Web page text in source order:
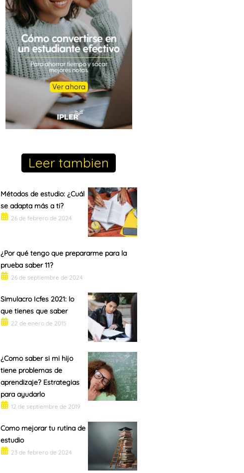
Leer tambien
Métodos de estudio: ¿Cuál
se adapta más a ti?
26 de febrero de 2024
¿Por qué tengo que prepararme para la
prueba saber 11?
26 de septiembre de 2024
Simulacro Icfes 2021: lo
que tienes que saber
22 de enero de 2015
¿Como saber si mi hijo
tiene problemas de
aprendizaje? Estrategias
para ayudarlo
12 de septiembre de 2019
Como mejorar tu rutina de
estudio
23 de febrero de 2024